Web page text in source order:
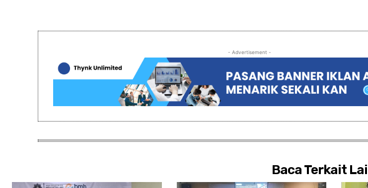
- Advertisement -
Baca Terkait